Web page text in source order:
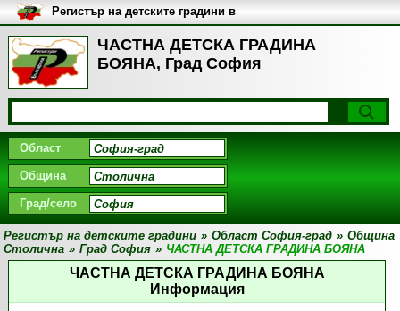
ЧАСТНА ДЕТСКА ГРАДИНА
БОЯНА, Град София
Регистър на детските градини в
България
Област
Община
Град/село
Регистър на детските градини » Област София-град » Община
Столична » Град София » ЧАСТНА ДЕТСКА ГРАДИНА БОЯНА
ЧАСТНА ДЕТСКА ГРАДИНА БОЯНА
Информация